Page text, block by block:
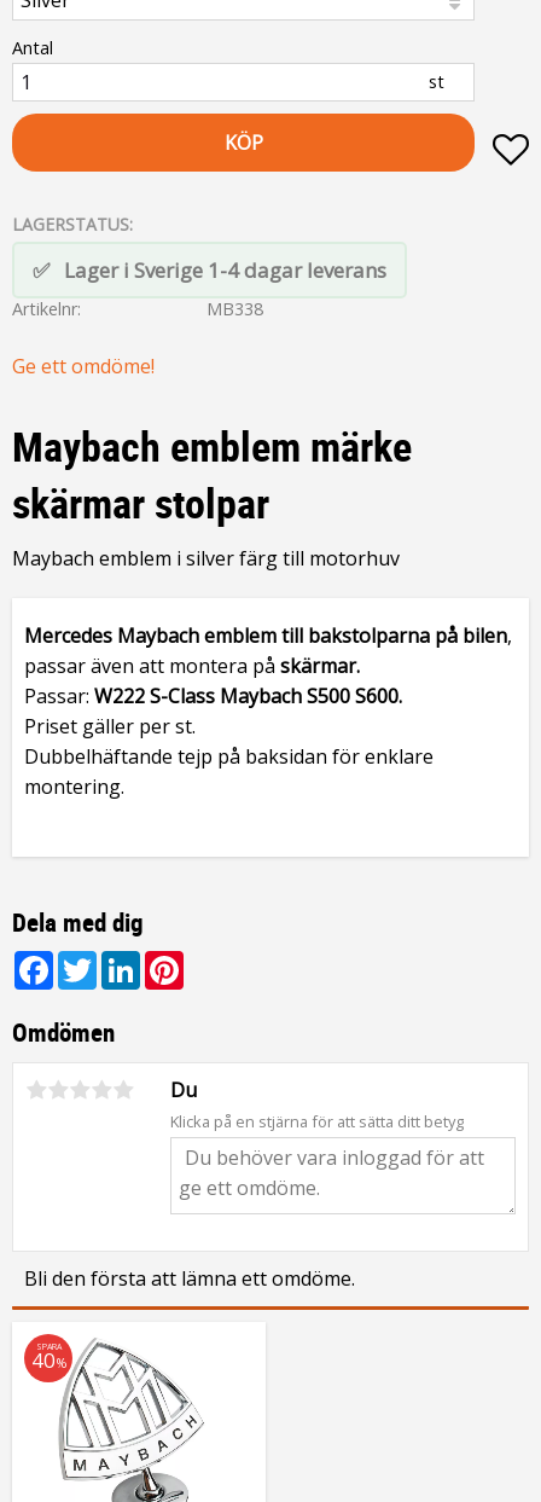
Antal
st
KÖP
LAGERSTATUS
Lager i Sverige 1-4 dagar leverans
Artikelnr MB338
Ge ett omdöme!
Maybach emblem märke
skärmar stolpar
Maybach emblem i silver färg till motorhuv
Mercedes Maybach emblem till bakstolparna på bilen,
passar även att montera på skärmar.
Passar: W222 S-Class Maybach S500 S600.
Priset gäller per st.
Dubbelhäftande tejp på baksidan för enklare
montering.
Dela med dig
Facebook
TwitterLinkedIn
Omdömen
Du
Klicka på en stjärna för att sätta ditt betyg
Bli den första att lämna ett omdöme.
SPARA
40%